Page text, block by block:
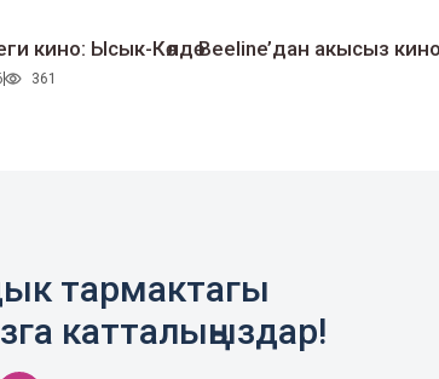
кино: Ысык-Көлдө Beeline’дан акысыз кино
361
тармактагы
катталыңыздар!